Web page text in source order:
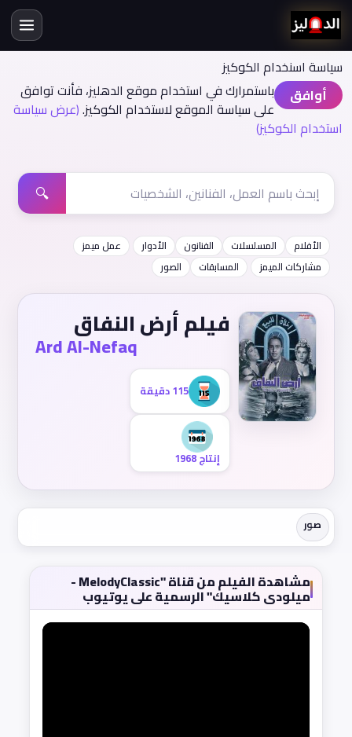
سياسة اسنخدام الكوكيز
أوافق
باستمرارك في استخدام موقع الدهليز، فأنت توافق
على سياسة الموقع لاستخدام الكوكيز.(عرض سياسة
استخدام الكوكيز)
🔍
الأفلام المسلسلات الفنانون الأدوار
عمل ميمز
مشاركات الميمز
المسابقات الصور
فيلم أرض النفاق
Ard Al-Nefaq
115 دقيقة
إنتاج 1968
صور
مشاهدة الفيلم من قناة "MelodyClassic -
ميلودى كلاسيك" الرسمية على يوتيوب